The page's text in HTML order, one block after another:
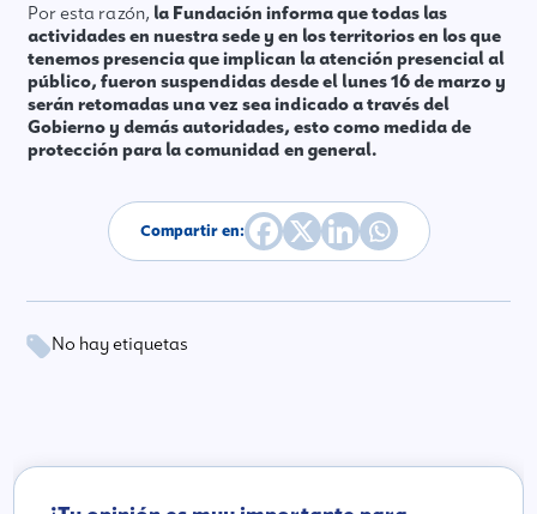
Por esta razón, la Fundación informa que todas las
actividades en nuestra sede y en los territorios en los que
tenemos presencia que implican la atención presencial al
público, fueron suspendidas desde el lunes 16 de marzo y
serán retomadas una vez sea indicado a través del
Gobierno y demás autoridades, esto como medida de
protección para la comunidad en general.
Compartir en:
No hay etiquetas